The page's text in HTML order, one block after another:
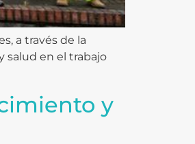
a través de la
salud en el trabajo
y